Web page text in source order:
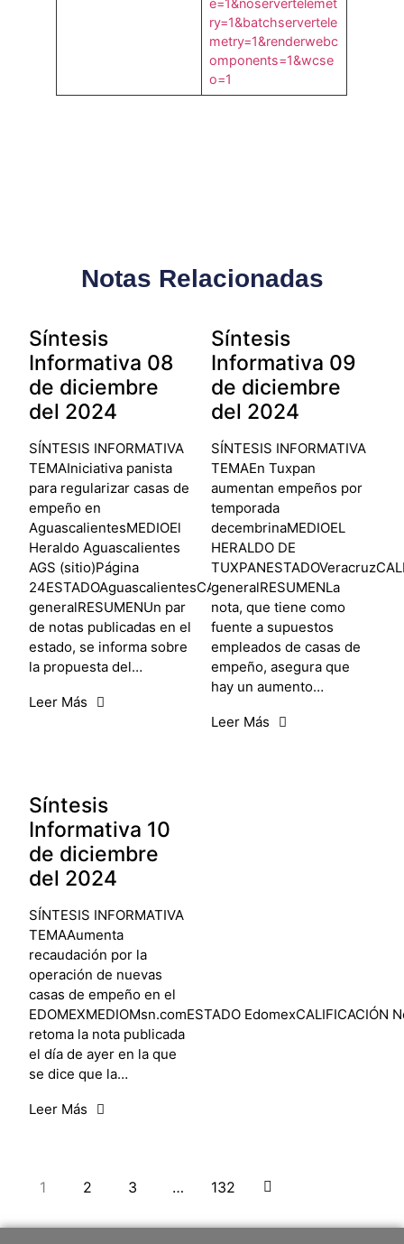
e=1&noservertelemet
ry=1&batchservertele
metry=1&renderwebc
omponents=1&wcse
o=1
Notas Relacionadas
Síntesis
Informativa 08
de diciembre
del 2024
SÍNTESIS INFORMATIVA
TEMAIniciativa panista
para regularizar casas de
empeño en
AguascalientesMEDIOEl
Heraldo Aguascalientes
AGS (sitio)Página
24ESTADOAguascalientesCALIFICACIÓNNegativa
generalRESUMENUn par
de notas publicadas en el
estado, se informa sobre
la propuesta del…
Leer Más
Síntesis
Informativa 09
de diciembre
del 2024
SÍNTESIS INFORMATIVA
TEMAEn Tuxpan
aumentan empeños por
temporada
decembrinaMEDIOEL
HERALDO DE
generalRESUMENLa
nota, que tiene como
fuente a supuestos
empleados de casas de
empeño, asegura que
hay un aumento…
Leer Más
Síntesis
Informativa 10
de diciembre
del 2024
SÍNTESIS INFORMATIVA
TEMAAumenta
recaudación por la
operación de nuevas
casas de empeño en el
EDOMEXMEDIOMsn.comESTADO EdomexCALIFICACIÓN
retoma la nota publicada
el día de ayer en la que
se dice que la…
Leer Más
1 2 3 … 132